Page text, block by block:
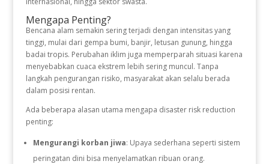
Mengapa Penting?
Bencana alam semakin sering terjadi dengan intensitas yang
tinggi, mulai dari gempa bumi, banjir, letusan gunung, hingga
badai tropis. Perubahan iklim juga memperparah situasi karena
menyebabkan cuaca ekstrem lebih sering muncul. Tanpa
langkah pengurangan risiko, masyarakat akan selalu berada
dalam posisi rentan.
Ada beberapa alasan utama mengapa disaster risk reduction
penting:
Mengurangi korban jiwa: Upaya sederhana seperti sistem
peringatan dini bisa menyelamatkan ribuan orang.